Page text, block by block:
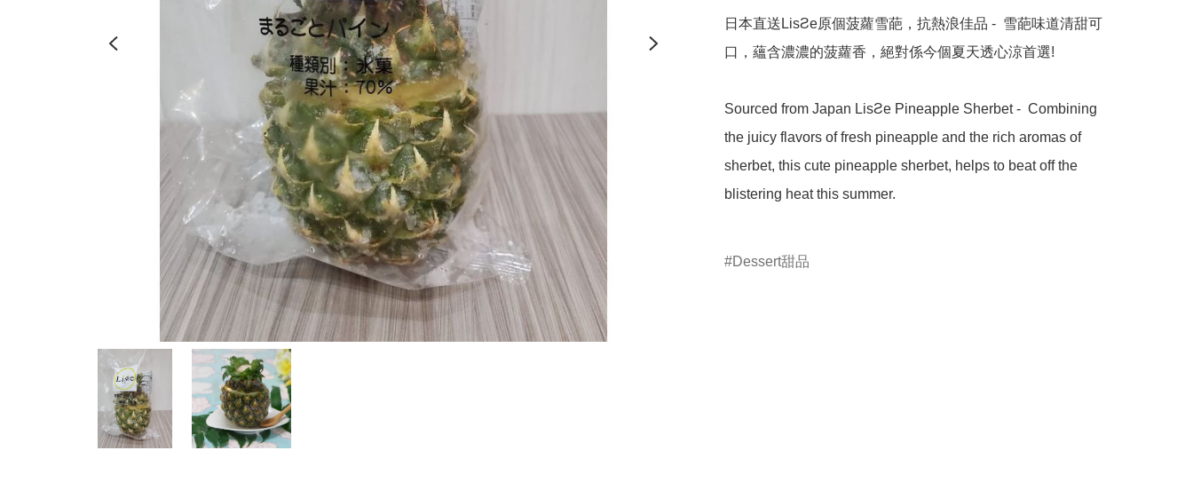
日本直送LisƧe原個菠蘿雪葩，抗熱浪佳品 -  雪葩味道清甜可
口，蘊含濃濃的菠蘿香，絕對係今個夏天透心涼首選!
Sourced from Japan LisƧe Pineapple Sherbet -  Combining
the juicy flavors of fresh pineapple and the rich aromas of
sherbet, this cute pineapple sherbet, helps to beat off the
blistering heat this summer.
Dessert甜品